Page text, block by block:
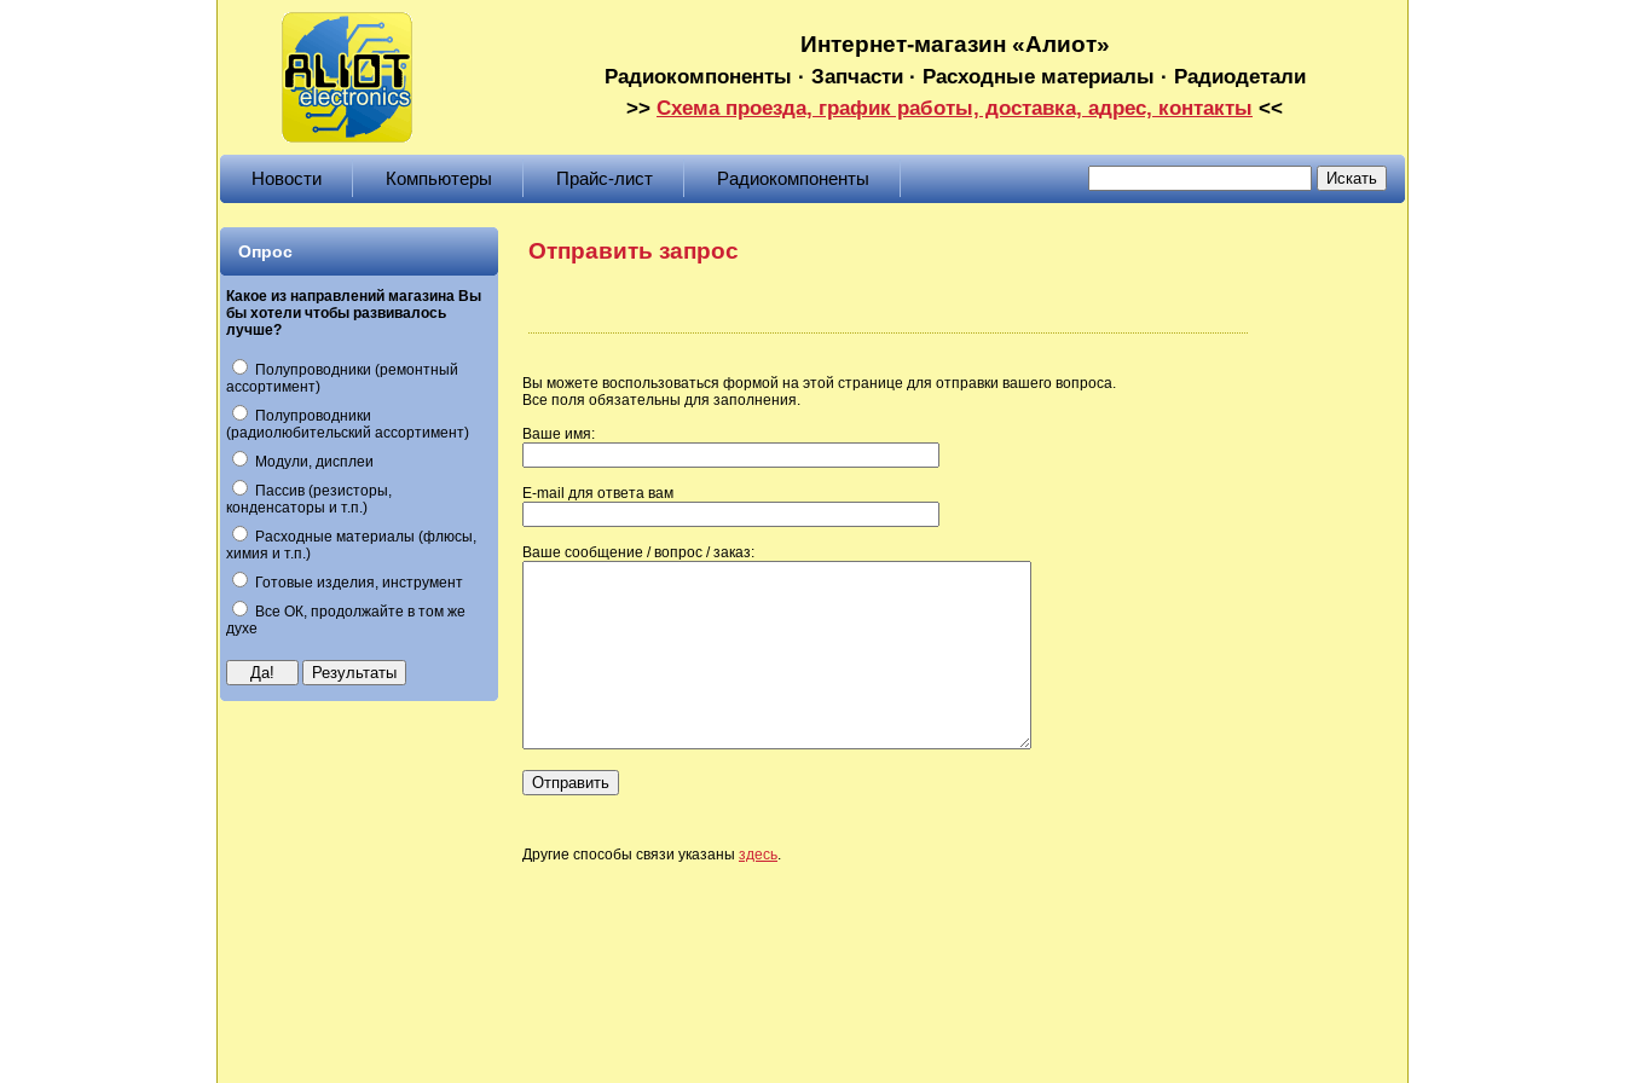
Интернет-магазин «Алиот»
Радиокомпоненты · Запчасти · Расходные материалы · Радиодетали
>> Схема проезда, график работы, доставка, адрес, контакты <<
Новости Компьютеры Прайс-лист Радиокомпоненты
Опрос
Какое из направлений магазина Вы
бы хотели чтобы развивалось
лучше?
Полупроводники (ремонтный
ассортимент)
Полупроводники
(радиолюбительский ассортимент)
Модули, дисплеи
Пассив (резисторы,
конденсаторы и т.п.)
Расходные материалы (флюсы,
химия и т.п.)
Готовые изделия, инструмент
Все ОК, продолжайте в том же
духе
Отправить запрос
Вы можете воспользоваться формой на этой странице для отправки вашего вопроса.
Все поля обязательны для заполнения.
Ваше имя:
E-mail для ответа вам
Ваше сообщение / вопрос / заказ:
Другие способы связи указаны здесь.